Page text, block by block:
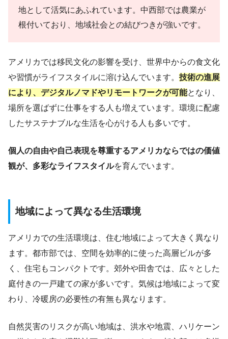
地として活気にあふれています。中西部では農業が
根付いており、地域社会との結びつきが強いです。
アメリカでは移民文化の影響を受け、世界中からの食文化
や習慣がライフスタイルに溶け込んでいます。 技術の進展
により、デジタルノマドやリモートワークが可能となり、
場所を選ばずに仕事をする人も増えています。環境に配慮
したサステナブルな生活を心がける人も多いです。
個人の自由や自己表現を尊重するアメリカならではの価値
観が、多彩なライフスタイルを育んでいます。
地域によって異なる生活環境
アメリカでの生活環境は、住む地域によって大きく異なり
ます。都市部では、空間を効率的に使った高層ビルが多
く、住宅もコンパクトです。郊外や田舎では、広々とした
庭付きの一戸建ての家が多いです。気候は地域によって変
わり、冷暖房の必要性の有無も異なります。
自然災害のリスクが高い地域は、洪水や地震、ハリケーン